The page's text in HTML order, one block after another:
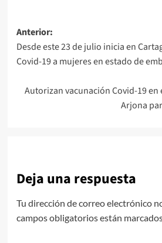
Navegación
de
entradas
Anterior:
Desde este 23 de julio inicia en
Covid-19 a mujeres en estado de
Autorizan vacunación Covid-19 en
Arjona
Deja una respuesta
Tu dirección de correo electrónico
campos obligatorios están